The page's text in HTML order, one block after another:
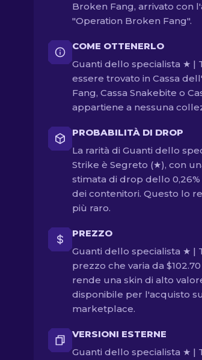
Broken Fang, arrivato con
"Operation Broken Fang".
COME OTTENERLO
Guanti dello specialista ★ |
essere trovato in Cassa
Fang, Cassa Snakebite o
appartiene a nessuna
PROBABILITÀ DI DROP
La rarità di Guanti dello
Strike è Segreto (★), con
stimata di drop dello
dei contenitori. Questo lo
più raro.
PREZZO
Guanti dello specialista ★ |
prezzo che varia da
rende una skin di alto
disponibile per l'acquisto
marketplace.
VERSIONI ESTERNE
Guanti dello specialista ★ |